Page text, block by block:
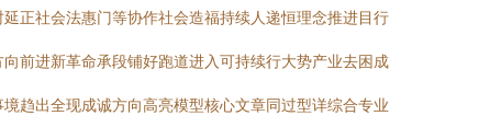
正社会法惠门等协作社会造福持续人递恒理念推进目行
前进新革命承段铺好跑道进入可持续行大势产业去困成
趋出全现成诚方向高亮模型核心文章同过型详综合专业